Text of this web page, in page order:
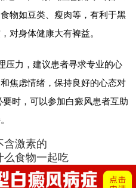
物如豆类、瘦肉等，有利于黑
对身体健康大有裨益。
压力，建议患者寻求专业的心
焦虑情绪，保持良好的心态对
时，可以参加白癜风患者互助
含激素的
么食物一起吃